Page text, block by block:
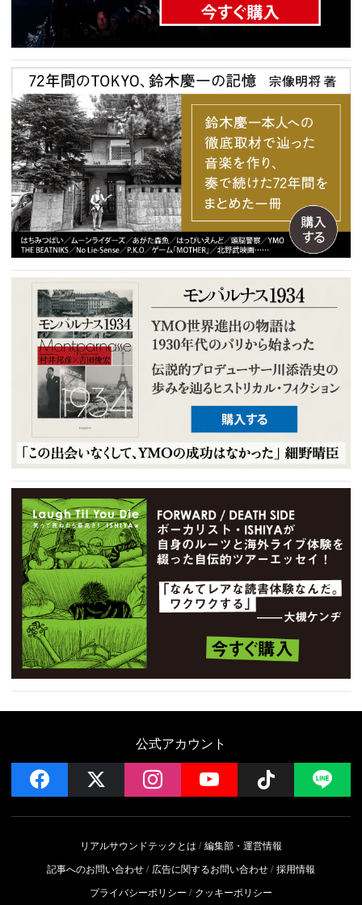
公式アカウント
facebook instagramYouTube Follow
リアルサウンドテックとは
編集部・運営情報
記事へのお問い合わせ
広告に関するお問い合わせ 採用情報
プライバシーポリシー
クッキーポリシー